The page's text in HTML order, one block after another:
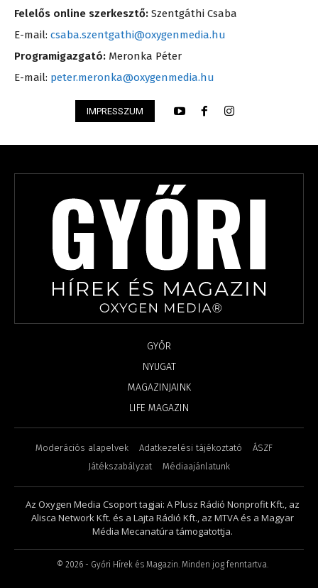
Felelős online szerkesztő: Szentgáthi Csaba
E-mail: csaba.szentgathi@oxygenmedia.hu
Programigazgató: Meronka Péter
E-mail: peter.meronka@oxygenmedia.hu
IMPRESSZUM
GYŐR
NYUGAT
MAGAZINJAINK
LIFE MAGAZIN
Moderációs alapelvek Adatkezelési tájékoztató
ÁSZF
Játékszabályzat
Médiaajánlatunk
Az Oxygen Media Csoport tagjai: A Plusz Rádió Nonprofit Kft., az
Alisca Network Kft. és a Lajta Rádió Kft., az MTVA és a Magyar
Média Mecanatúra támogatottja.
© 2026 - Győri Hírek és Magazin. Minden jog fenntartva.